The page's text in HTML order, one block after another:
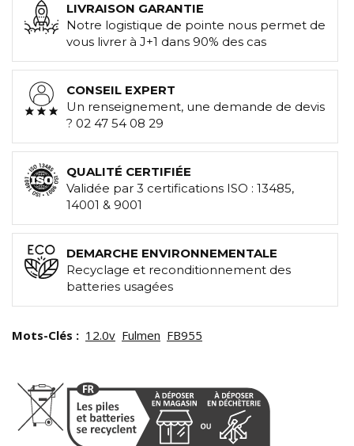
LIVRAISON GARANTIE
Notre logistique de pointe nous permet de
vous livrer à J+1 dans 90% des cas
CONSEIL EXPERT
Un renseignement, une demande de devis
? 02 47 54 08 29
QUALITÉ CERTIFIÉE
Validée par 3 certifications ISO : 13485,
14001 & 9001
DEMARCHE ENVIRONNEMENTALE
Recyclage et reconditionnement des
batteries usagées
Mots-Clés : 12.0v Fulmen FB955